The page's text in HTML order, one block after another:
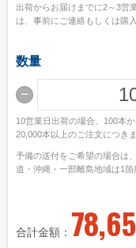
完全データ入稿(ai
かんたん名入れ注
配送・送料につい
納期について
お支払いについて
よくあるご質問
お役立ちブログ
合計金額：
出荷からお届けまでに2～3営
は、事前にご連絡もしくは購
数量
10営業日出荷の場合、100本
20,000本以上のご注文につきま
予備の送付をご希望の場合は、
道・沖縄・一部離島地域は1箇